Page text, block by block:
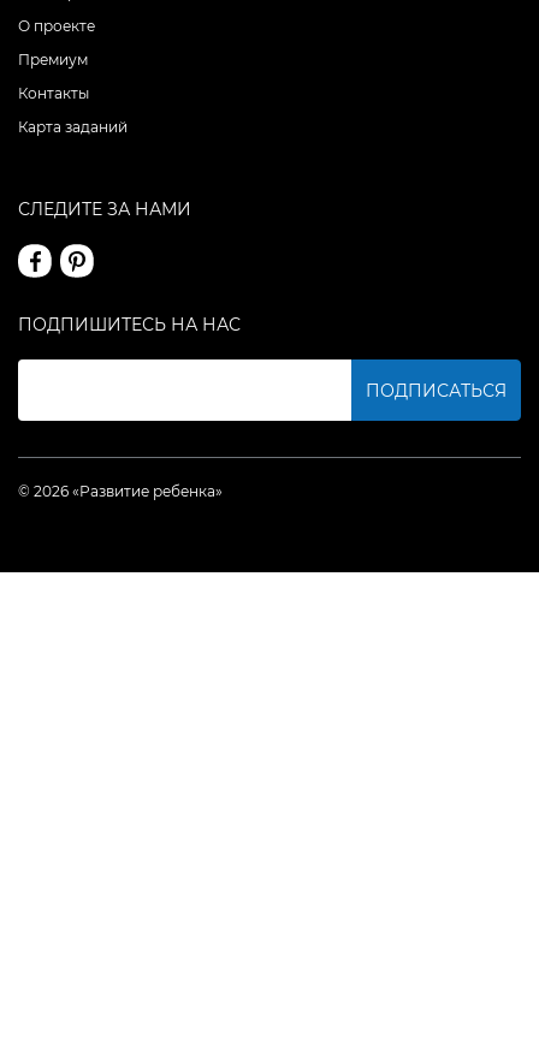
О проекте
Премиум
Контакты
Карта заданий
СЛЕДИТЕ ЗА НАМИ
ПОДПИШИТЕСЬ НА НАС
ПОДПИСАТЬСЯ
© 2026 «Развитие ребенка»